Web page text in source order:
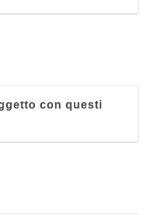
con questi